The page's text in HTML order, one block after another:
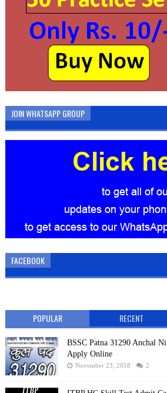
JOIN WHATSAPP GROUP
FACEBOOK
POPULAR RECENT
BSSC Patna 31290 Anchal
Apply Online
November 23, 2018 2